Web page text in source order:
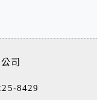
司
8429